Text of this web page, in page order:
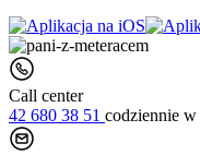
Call center
42 680 38 51 codziennie w